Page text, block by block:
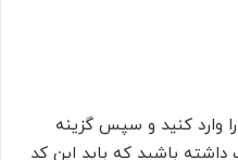
در مرحله‌ی بعد باید کد IMEI را وارد کنید و سپس گزینه
داشته باشید که باید این کد